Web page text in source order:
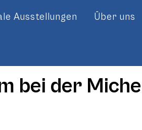
Ausstellungen Über uns
bei der